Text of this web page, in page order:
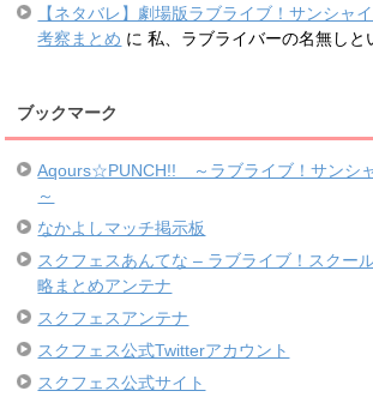
【ネタバレ】劇場版ラブライブ！サンシャ
考察まとめ に私、ラブライバーの名無しと
ブックマーク
Aqours☆PUNCH!! ～ラブライブ！サンシ
～
なかよしマッチ掲示板
スクフェスあんてな – ラブライブ！スクー
略まとめアンテナ
スクフェスアンテナ
スクフェス公式Twitterアカウント
スクフェス公式サイト